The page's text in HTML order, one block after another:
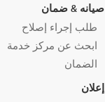
صيانه & ضمان
طلب إجراء إصلاح
ابحث عن مركز خدمة
الضمان
إعلان